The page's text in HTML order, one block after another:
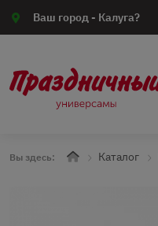
Ваш город - Калуга?
Вы здесь: Каталог